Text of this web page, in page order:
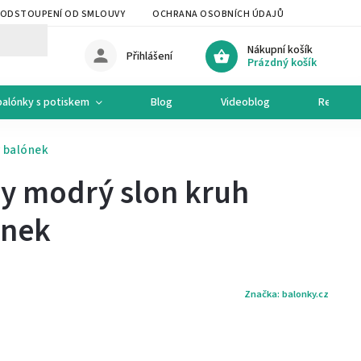
ODSTOUPENÍ OD SMLOUVY OCHRANA OSOBNÍCH ÚDAJŮ
Nákupní košík
Prázdný košík
Přihlášení
s potiskem Blog Videoblog Recepty
modrý slon kruh
Značka: balonky.cz